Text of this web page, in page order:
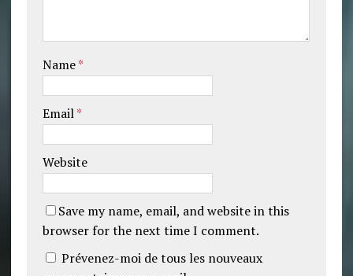
Name*
Email*
Website
Save my name, email, and website in this
browser for the next time I comment.
Prévenez-moi de tous les nouveaux